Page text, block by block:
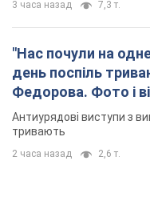
3 часа назад 7,3 т.
"Нас почули на
день поспіль
Федорова. Фото і
Антиурядові виступи з
тривають
2 часа назад 2,6 т.